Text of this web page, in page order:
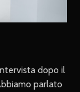
dopo il
parlato